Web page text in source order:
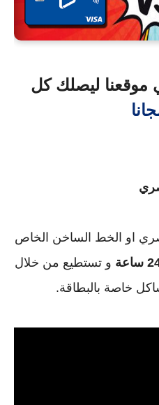
موقعنا ليصلك كل
او الخط الساخن الخاص
ساعة
و تستطيع من خلال
خاصة بالبطاقة.